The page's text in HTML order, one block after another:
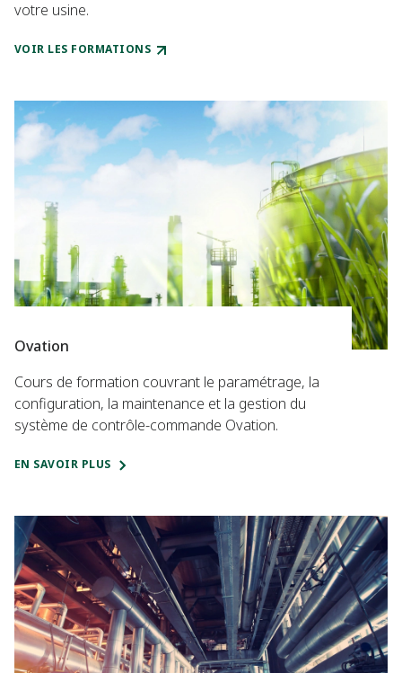
votre usine.
VOIR LES FORMATIONS
Ovation
Cours de formation couvrant le paramétrage, la
configuration, la maintenance et la gestion du
système de contrôle-commande Ovation.
EN SAVOIR PLUS